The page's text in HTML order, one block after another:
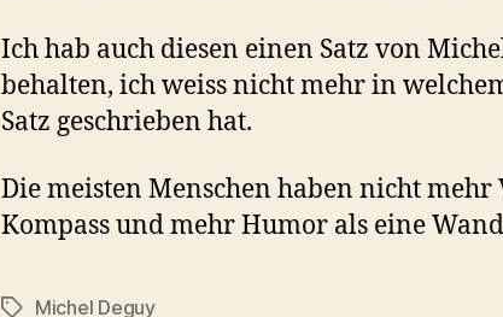
Ich hab auch diesen einen Satz von
behalten, ich weiss nicht mehr in
Satz geschrieben hat.
Die meisten Menschen haben nicht mehr
Kompass und mehr Humor als eine
Schlagwörter
Michel Deguy